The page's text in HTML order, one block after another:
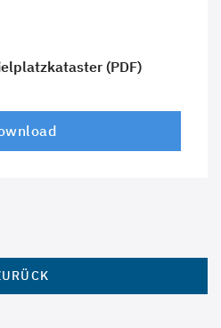
(PDF)